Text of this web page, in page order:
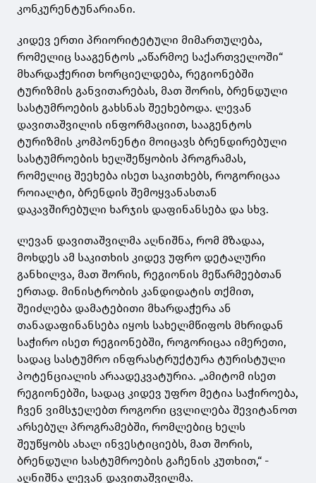
კონკურენტუნარიანი.
კიდევ ერთი პრიორიტეტული მიმართულება,
რომელიც სააგენტოს „აწარმოე საქართველოში“
მხარდაჭერით ხორციელდება, რეგიონებში
ტურიზმის განვითარებას, მათ შორის, ბრენდული
სასტუმროების გახსნას შეეხებოდა. ლევან
დავითაშვილის ინფორმაციით, სააგენტოს
ტურიზმის კომპონენტი მოიცავს ბრენდირებული
სასტუმროების ხელშეწყობის პროგრამას,
რომელიც შეეხება ისეთ საკითხებს, როგორიცაა
როიალტი, ბრენდის შემოყვანასთან
დაკავშირებული ხარჯის დაფინანსება და სხვ.
ლევან დავითაშვილმა აღნიშნა, რომ მზადაა,
მოხდეს ამ საკითხის კიდევ უფრო დეტალური
განხილვა, მათ შორის, რეგიონის მეწარმეებთან
ერთად. მინისტრობის კანდიდატის თქმით,
შეიძლება დამატებითი მხარდაჭერა ან
თანადაფინანსება იყოს სახელმწიფოს მხრიდან
საჭირო ისეთ რეგიონებში, როგორიცაა იმერეთი,
სადაც სასტუმრო ინფრასტრუქტურა ტურისტული
პოტენციალის არაადეკვატურია. „ამიტომ ისეთ
რეგიონებში, სადაც კიდევ უფრო მეტია საჭიროება,
ჩვენ ვიმსჯელებთ როგორი ცვლილება შევიტანოთ
არსებულ პროგრამებში, რომლებიც ხელს
შეუწყობს ახალ ინვესტიციებს, მათ შორის,
ბრენდული სასტუმროების გაჩენის კუთხით,“ -
აღნიშნა ლევან დავითაშვილმა.